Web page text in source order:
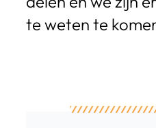
te weten te